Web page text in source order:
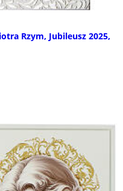
Rzym, Jubileusz 2025,